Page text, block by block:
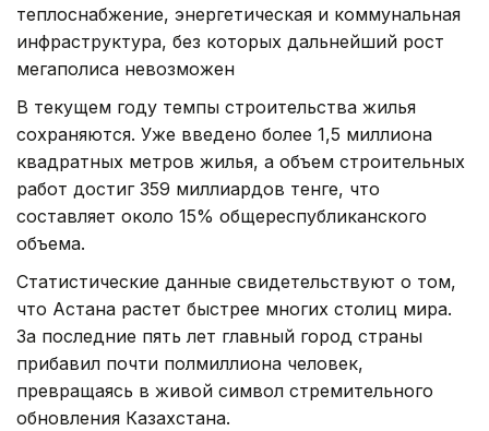
теплоснабжение, энергетическая и коммунальная
инфраструктура, без которых дальнейший рост
мегаполиса невозможен
В текущем году темпы строительства жилья
сохраняются. Уже введено более 1,5 миллиона
квадратных метров жилья, а объем строительных
работ достиг 359 миллиардов тенге, что
составляет около 15% общереспубликанского
объема.
Статистические данные свидетельствуют о том,
что Астана растет быстрее многих столиц мира.
За последние пять лет главный город страны
прибавил почти полмиллиона человек,
превращаясь в живой символ стремительного
обновления Казахстана.